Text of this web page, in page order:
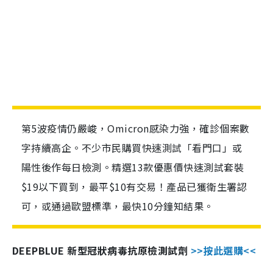
第5波疫情仍嚴峻，Omicron感染力強，確診個案數
字持續高企。不少市民購買快速測試「看門口」或
陽性後作每日檢測。精選13款優惠價快速測試套裝
$19以下買到，最平$10有交易！產品已獲衛生署認
可，或通過歐盟標準，最快10分鐘知結果。
DEEPBLUE 新型冠狀病毒抗原檢測試劑 >>按此選購<<